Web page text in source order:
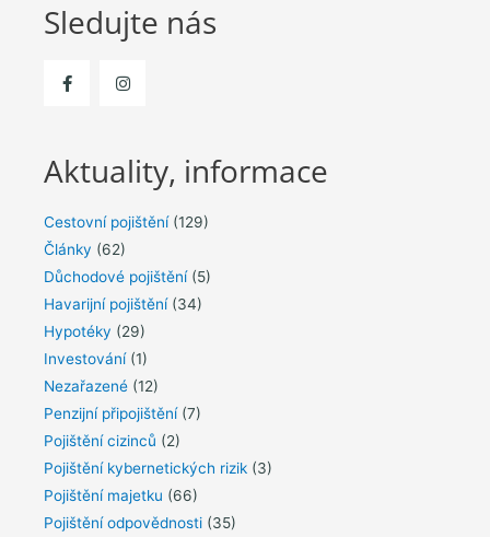
Sledujte nás
Aktuality, informace
Cestovní pojištění(129)
Články (62)
Důchodové pojištění(5)
Havarijní pojištění(34)
Hypotéky (29)
Investování(1)
Nezařazené (12)
Penzijní připojištění(7)
Pojištění cizinců (2)
Pojištění kybernetických rizik (3)
Pojištění majetku (66)
Pojištění odpovědnosti (35)